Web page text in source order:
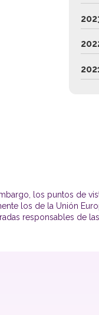
los puntos de
los de la Unión
responsables de